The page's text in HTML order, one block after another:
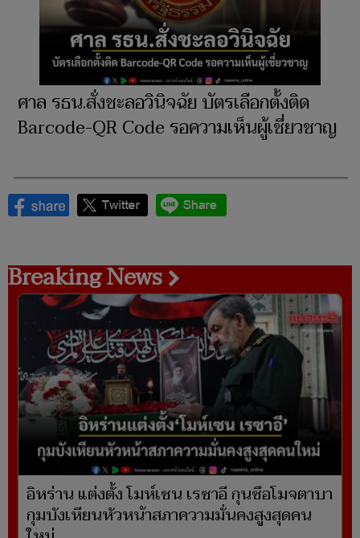
ศาล รธน.สั่งชะลอวินิจฉัย บัตรเลือกตั้งติด
Barcode-QR Code รอความเห็นผู้เชี่ยวชาญ
Breaking News
อิหร่าน แต่งตั้ง โมห์เซน เรซาอี กุนซือโมจตาบา
กุมบังเหียนหัวหน้าสภาความมั่นคงสูงสุดคน